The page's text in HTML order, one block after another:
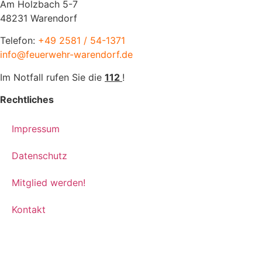
Am Holzbach 5-7
48231 Warendorf
Telefon: +49 2581 / 54-1371
info@feuerwehr-warendorf.de
Im Notfall rufen Sie die 112 !
Rechtliches
Impressum
Datenschutz
Mitglied werden!
Kontakt